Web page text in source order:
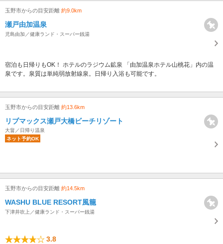
玉野市からの目安距離 約9.0km
瀬戸由加温泉
児島由加／健康ランド・スーパー銭湯
宿泊も日帰りもOK！ ホテルのラジウム鉱泉 「由加温泉ホテル山桃花」内の温
泉です。泉質は単純弱放射線泉。日帰り入浴も可能です。
玉野市からの目安距離 約13.6km
リブマックス瀬戸大橋ビーチリゾート
大畠／日帰り温泉
ネット予約OK
玉野市からの目安距離 約14.5km
WASHU BLUE RESORT風籠
下津井吹上／健康ランド・スーパー銭湯
3.8